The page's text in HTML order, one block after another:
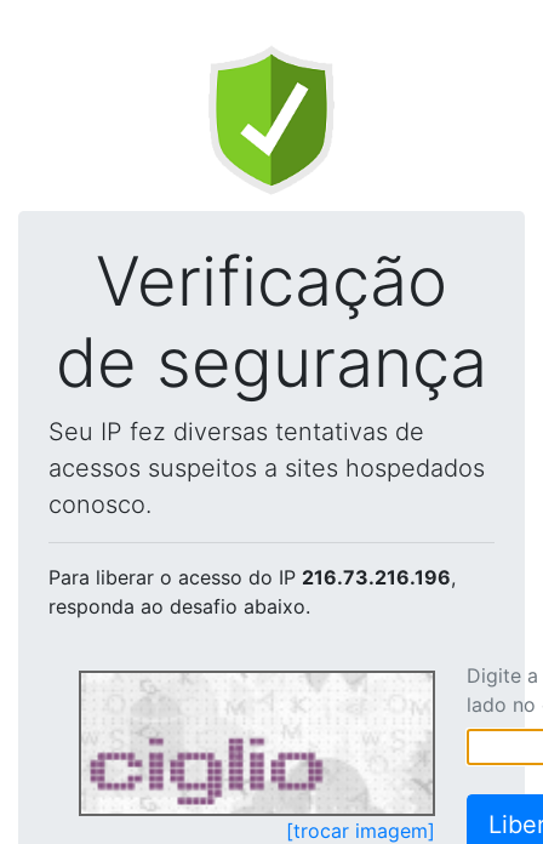
Verificação
de segurança
Seu IP fez diversas tentativas de
acessos suspeitos a sites hospedados
conosco.
Para liberar o acesso do IP 216.73.216.196,
responda ao desafio abaixo.
[trocar imagem]
Digite
lado no